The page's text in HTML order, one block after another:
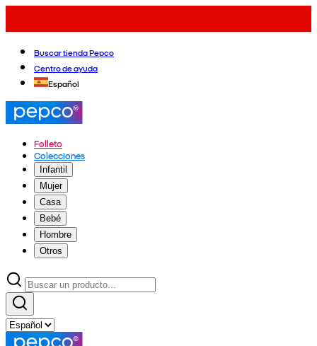
Buscar tienda Pepco
Centro de ayuda
Español
Folleto
Colecciones
Infantil
Mujer
Casa
Bebé
Hombre
Otros